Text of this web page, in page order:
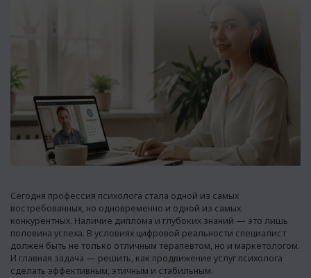
Сегодня профессия психолога стала одной из самых
востребованных, но одновременно и одной из самых
конкурентных. Наличие диплома и глубоких знаний — это лишь
половина успеха. В условиях цифровой реальности специалист
должен быть не только отличным терапевтом, но и маркетологом.
И главная задача — решить, как продвижение услуг психолога
сделать эффективным, этичным и стабильным.